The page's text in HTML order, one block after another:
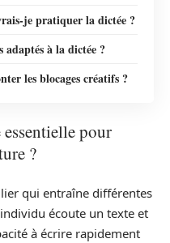
je pratiquer la dictée ?
adaptés à la dictée ?
les blocages créatifs ?
pour
?
qui entraîne différentes
écoute un texte et
à écrire rapidement